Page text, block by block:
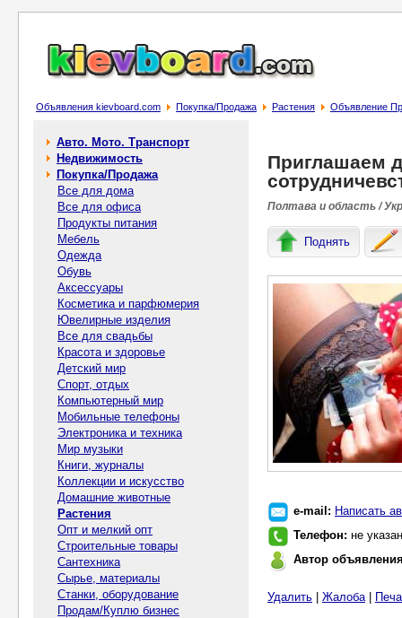
Объявления kievboard.com Покупка/Продажа Растения Объявление
Авто. Мото. Транспорт
Недвижимость
Покупка/Продажа
Все для дома
Все для офиса
Продукты питания
Мебель
Одежда
Обувь
Аксессуары
Косметика и парфюмерия
Ювелирные изделия
Все для свадьбы
Красота и здоровье
Детский мир
Спорт, отдых
Компьютерный мир
Мобильные телефоны
Электроника и техника
Мир музыки
Книги, журналы
Коллекции и искусство
Домашние животные
Растения
Опт и мелкий опт
Строительные товары
Сантехника
Сырье, материалы
Станки, оборудование
Продам/Куплю бизнес
Приглашаем
Полтава и область /
Поднять
e-mail: Написать
Телефон: не указан
Автор
Удалить Жалоба|